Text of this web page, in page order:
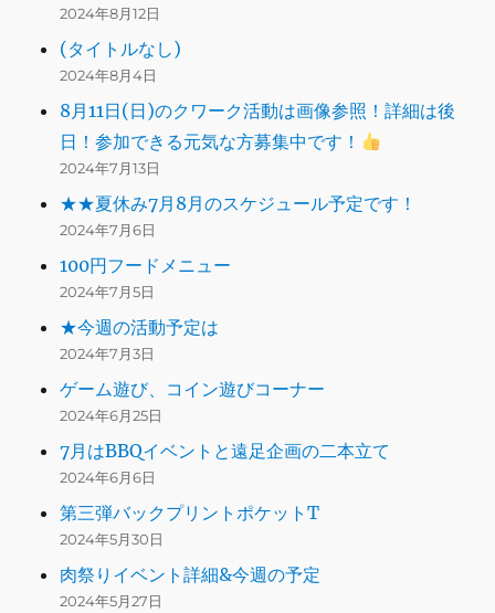
2024年8月12日
(タイトルなし)
2024年8月4日
8月11日(日)のクワーク活動は画像参照！詳細は後
日！参加できる元気な方募集中です！
2024年7月13日
★★夏休み7月8月のスケジュール予定です！
2024年7月6日
100円フードメニュー
2024年7月5日
★今週の活動予定は
2024年7月3日
ゲーム遊び、コイン遊びコーナー
2024年6月25日
7月はBBQイベントと遠足企画の二本立て
2024年6月6日
第三弾バックプリントポケットT
2024年5月30日
肉祭りイベント詳細&今週の予定
2024年5月27日